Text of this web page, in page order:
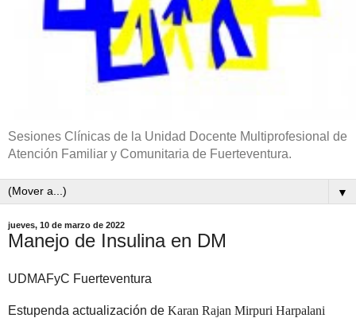
Sesiones Clínicas de la Unidad Docente Multiprofesional de
Atención Familiar y Comunitaria de Fuerteventura.
▼
jueves, 10 de marzo de 2022
Manejo de Insulina en DM
UDMAFyC Fuerteventura
Estupenda actualización de Karan Rajan Mirpuri Harpalani